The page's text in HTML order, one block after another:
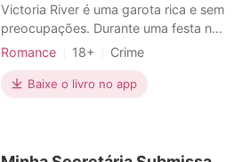
Victoria River é uma garota rica e sem
preocupações. Durante uma festa no
quartel das sombras, ela conhece
como Don; o chefe da máfia
Americana; e se apaixona no mesmo
uma dívida que ele insiste
Romance 18+
Crime
Casamento arranjado
Escravos sexuais
Máfia
Baixe o livro no app